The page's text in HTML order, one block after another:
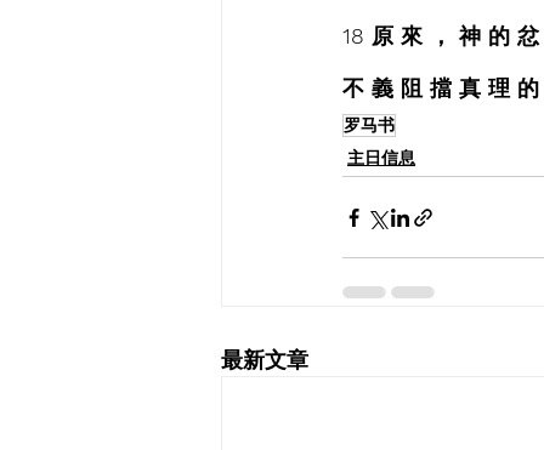
18 原 來 ， 神 的
不 義 阻 擋 真 理 的
罗马书
主日信息
最新文章